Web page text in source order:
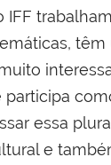
IFF
essa
e